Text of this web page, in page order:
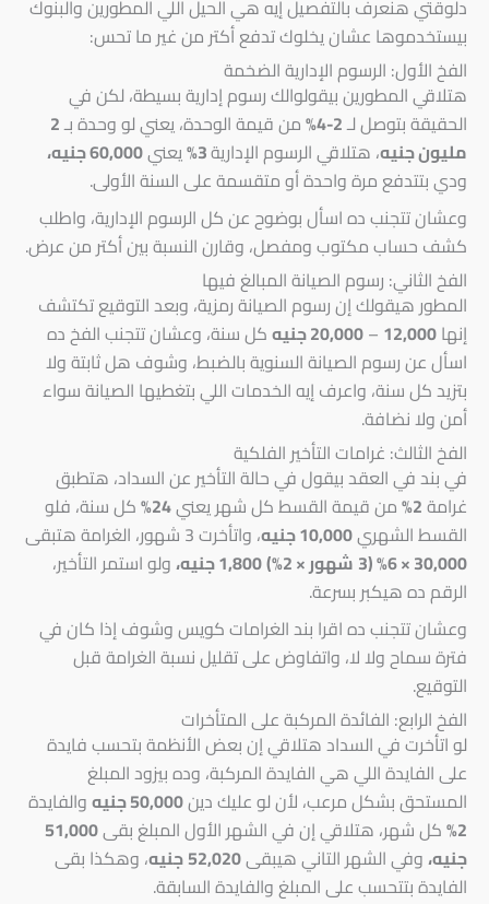
دلوقتي هنعرف بالتفصيل إيه هي الحيل اللي المطورين والبنوك
بيستخدموها عشان يخلوك تدفع أكتر من غير ما تحس:
الفخ الأول: الرسوم الإدارية الضخمة
هتلاقي المطورين بيقولوالك رسوم إدارية بسيطة، لكن في
الحقيقة بتوصل لـ2-4% من قيمة الوحدة، يعني لو وحدة بـ2
مليون جنيه، هتلاقي الرسوم الإدارية يعني60,000 جنيه،
ودي بتتدفع مرة واحدة أو متقسمة على السنة الأولى.
وعشان تتجنب ده اسأل بوضوح عن كل الرسوم الإدارية، واطلب
كشف حساب مكتوب ومفصل، وقارن النسبة بين أكتر من عرض.
الفخ الثاني: رسوم الصيانة المبالغ فيها
المطور هيقولك إن رسوم الصيانة رمزية، وبعد التوقيع تكتشف
إنها12,000
–20,000 جنيه
كل سنة، وعشان تتجنب الفخ ده
اسأل عن رسوم الصيانة السنوية بالضبط، وشوف هل ثابتة ولا
بتزيد كل سنة، واعرف إيه الخدمات اللي بتغطيها الصيانة سواء
أمن ولا نضافة.
الفخ الثالث: غرامات التأخير الفلكية
في بند في العقد بيقول في حالة التأخير عن السداد، هتطبق
غرامة2% من قيمة القسط كل شهر يعني24% كل سنة، فلو
القسط الشهري10,000 جنيه
، واتأخرت 3 شهور، الغرامة هتبقى
30,000 × 6% (3
شهور × 2%) 1,800 جنيه،
ولو استمر التأخير،
الرقم ده هيكبر بسرعة.
وعشان تتجنب ده اقرا بند الغرامات كويس وشوف إذا كان في
فترة سماح ولا لا، واتفاوض على تقليل نسبة الغرامة قبل
التوقيع.
الفخ الرابع: الفائدة المركبة على المتأخرات
لو اتأخرت في السداد هتلاقي إن بعض الأنظمة بتحسب فايدة
على الفايدة اللي هي الفايدة المركبة، وده بيزود المبلغ
المستحق بشكل مرعب، لأن لو عليك دين50,000 جنيه
والفايدة
2% كل شهر، هتلاقي إن في الشهر الأول المبلغ بقى51,000
جنيه،وفي الشهر التاني هيبقى52,020جنيه، وهكذا بقى
الفايدة بتتحسب على المبلغ والفايدة السابقة.